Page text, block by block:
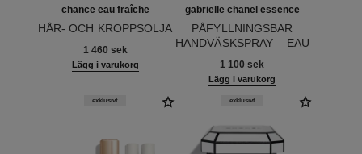
chance eau fraîche
HÅR- OCH KROPPSOLJA
1 460 sek
Lägg i varukorg
gabrielle chanel essence
PÅFYLLNINGSBAR
HANDVÄSKSPRAY – EAU
1 100 sek
Lägg i varukorg
exklusivt exklusivt